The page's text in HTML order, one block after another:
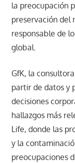
la preocupación
preservación del
responsable de
global.
GfK, la
partir de datos y
decisiones
hallazgos más
Life, donde las
y la
preocupaciones